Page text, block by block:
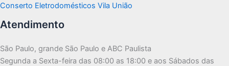
Conserto Eletrodomésticos Vila União
Atendimento
São Paulo, grande São Paulo e ABC Paulista
Segunda a Sexta-feira das 08:00 as 18:00 e aos Sábados das